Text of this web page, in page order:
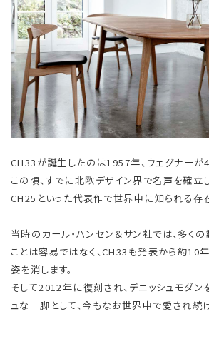
CH33が誕生したのは1957年、ウェグナーが
この頃、すでに北欧デザイン界で名声を確立し
CH25といった代表作で世界中に知られる存
当時のカール・ハンセン＆サン社では、多く
ことは容易ではなく、CH33も発表から約10
姿を消します。
そして2012年に復刻され、デニッシュモダン
ュな一脚として、今もなお世界中で愛され続